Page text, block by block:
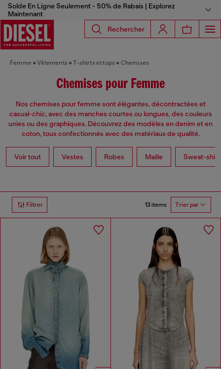
Solde En Ligne Seulement - 50% de Rabais | Explorez
Maintenant
Rechercher
Femme Vêtements T-shirts et tops Chemises
Chemises pour Femme
Nos chemises pour femme sont élégantes, décontractées et
casual-chic, avec des manches courtes ou longues, des couleurs
unies ou des graphiques. Découvrez des modèles en denim et en
coton, tous confectionnés avec des matériaux de qualité.
Voir tout Vestes Robes Maille Sweat-
Filtrer 13 items Trier par